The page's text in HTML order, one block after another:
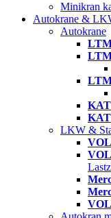
Minikran
Autokrane &
Autokrane
LTM
LTM
LKW &